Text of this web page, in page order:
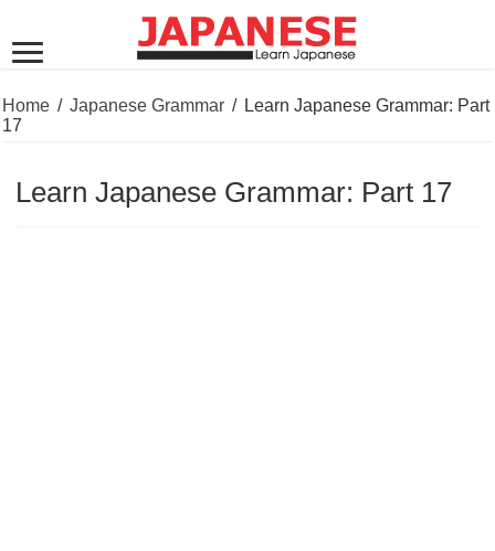
Home / Japanese Grammar / Learn Japanese Grammar: Part
17
Learn Japanese Grammar: Part 17